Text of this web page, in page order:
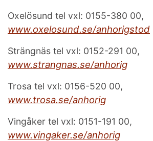
Oxelösund tel vxl: 0155-380 00,
www.oxelosund.se/anhorigstod
Strängnäs tel vxl: 0152-291 00,
www.strangnas.se/anhorig
Trosa tel vxl: 0156-520 00,
www.trosa.se/anhorig
Vingåker tel vxl: 0151-191 00,
www.vingaker.se/anhorig